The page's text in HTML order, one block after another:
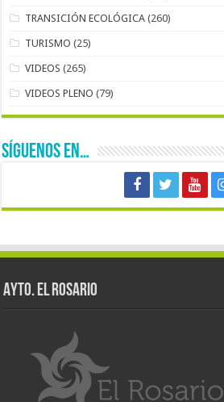
TRANSICIÓN ECOLÓGICA (260)
TURISMO (25)
VIDEOS (265)
VIDEOS PLENO (79)
SÍGUENOS EN…
AYTO. EL ROSARIO